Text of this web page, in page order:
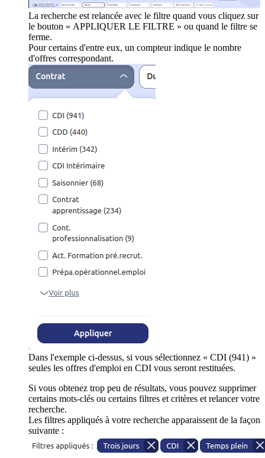
La recherche est relancée avec le filtre quand vous cliquez sur
le bouton « APPLIQUER LE FILTRE » ou quand le filtre se
ferme.
Pour certains d'entre eux, un compteur indique le nombre
d'offres correspondant.
Dans l'exemple ci-dessus, si vous sélectionnez « CDI (941) »
seules les offres d'emploi en CDI vous seront restituées.
Si vous obtenez trop peu de résultats, vous pouvez supprimer
certains mots-clés ou certains filtres et critères et relancer votre
recherche.
Les filtres appliqués à votre recherche apparaissent de la façon
suivante :